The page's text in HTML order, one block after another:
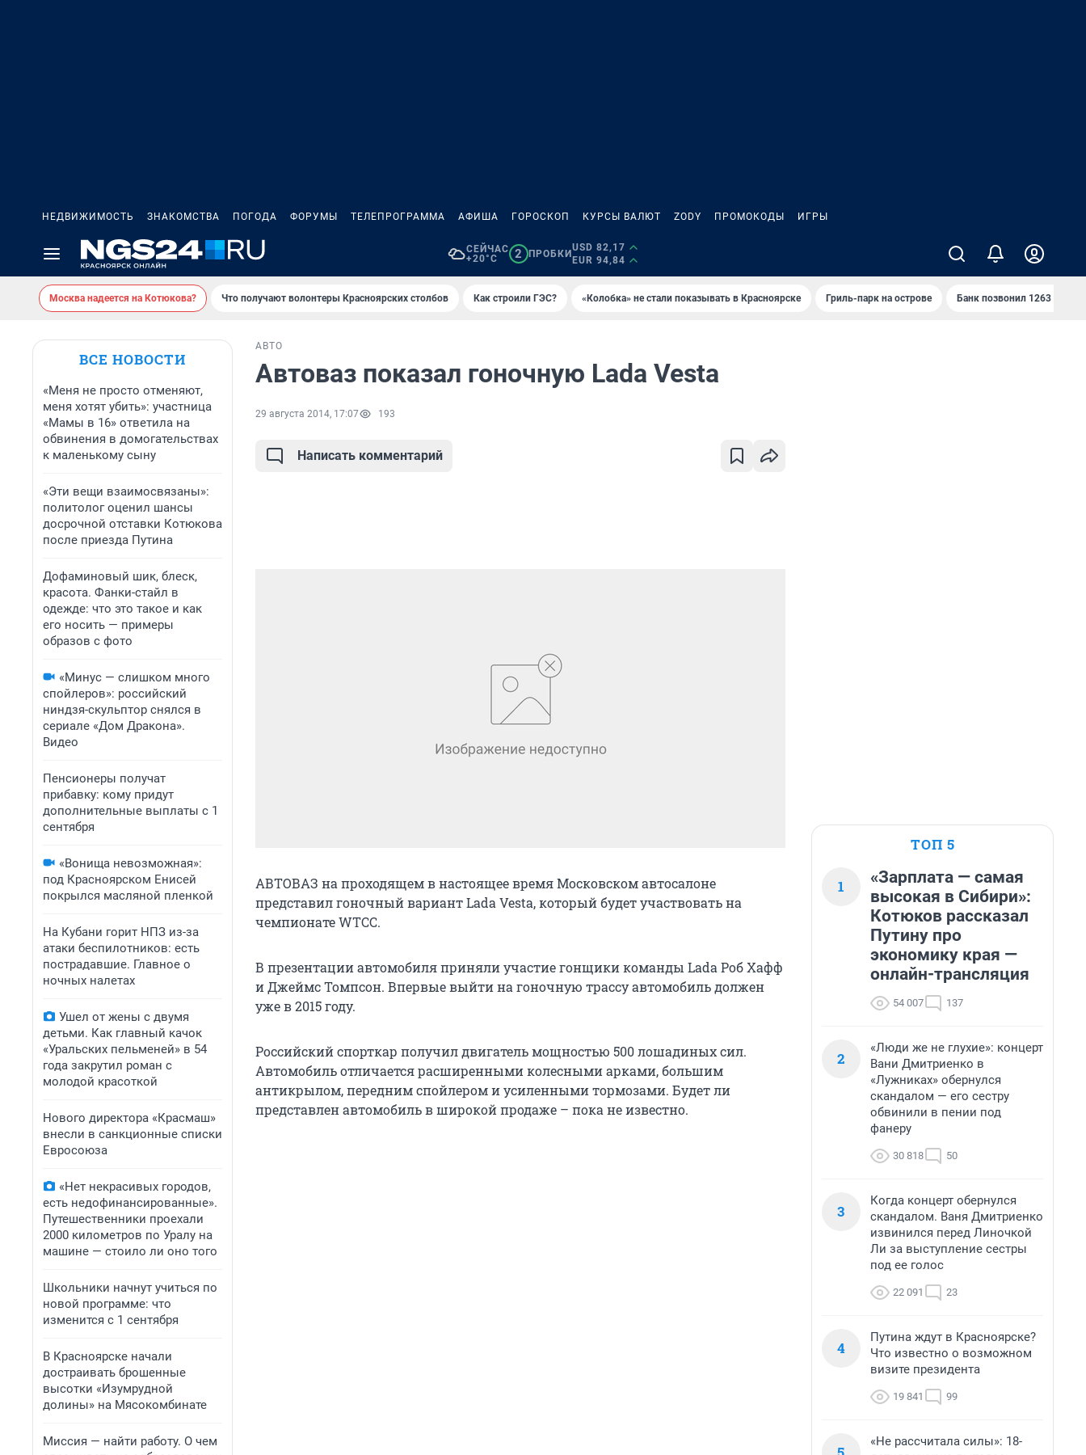
НЕДВИЖИМОСТЬ ЗНАКОМСТВА ПОГОДА ФОРУМЫ ТЕЛЕПРОГРАММА АФИША ГОРОСКОП КУРСЫ ВАЛЮТ ZODY ПРОМОКОДЫ ИГРЫ
СЕЙЧАС
+20°C
2 ПРОБКИ
USD 82,17
EUR 94,84
Москва надеется на Котюкова? Что получают волонтеры Красноярских столбов Как строили ГЭС? «Колобка» не стали показывать в Красноярске Гриль-парк на острове Банк позвонил 1263 раза
ВСЕ НОВОСТИ
«Меня не просто отменяют,
меня хотят убить»: участница
«Мамы в 16» ответила на
обвинения в домогательствах
к маленькому сыну
«Эти вещи взаимосвязаны»:
политолог оценил шансы
досрочной отставки Котюкова
после приезда Путина
Дофаминовый шик, блеск,
красота. Фанки-стайл в
одежде: что это такое и как
его носить — примеры
образов с фото
«Минус — слишком много
спойлеров»: российский
ниндзя-скульптор снялся в
сериале «Дом Дракона».
Видео
Пенсионеры получат
прибавку: кому придут
дополнительные выплаты с 1
сентября
«Вонища невозможная»:
под Красноярском Енисей
покрылся масляной пленкой
На Кубани горит НПЗ из-за
атаки беспилотников: есть
пострадавшие. Главное о
ночных налетах
Ушел от жены с двумя
детьми. Как главный качок
«Уральских пельменей» в 54
года закрутил роман с
молодой красоткой
Нового директора «Красмаш»
внесли в санкционные списки
Евросоюза
«Нет некрасивых городов,
есть недофинансированные».
Путешественники проехали
2000 километров по Уралу на
машине — стоило ли оно того
Школьники начнут учиться по
новой программе: что
изменится с 1 сентября
В Красноярске начали
достраивать брошенные
высотки «Изумрудной
долины» на Мясокомбинате
Миссия — найти работу. О чем
АВТО
Автоваз показал гоночную Lada Vesta
29 августа 2014, 17:07 193
Написать комментарий
АВТОВАЗ на проходящем в настоящее время Московском автосалоне
представил гоночный вариант Lada Vesta, который будет участвовать на
чемпионате WTCC.
В презентации автомобиля приняли участие гонщики команды Lada Роб Хафф
и Джеймс Томпсон. Впервые выйти на гоночную трассу автомобиль должен
уже в 2015 году.
Российский спорткар получил двигатель мощностью 500 лошадиных сил.
Автомобиль отличается расширенными колесными арками, большим
антикрылом, передним спойлером и усиленными тормозами. Будет ли
представлен автомобиль в широкой продаже – пока не известно.
ТОП 5
1
«Зарплата — самая
высокая в Сибири»:
Котюков рассказал
Путину про
экономику края —
онлайн-трансляция
54 007 137
2
«Люди же не глухие»: концерт
Вани Дмитриенко в
«Лужниках» обернулся
скандалом — его сестру
обвинили в пении под
фанеру
30 818 50
3
Когда концерт обернулся
скандалом. Ваня Дмитриенко
извинился перед Линочкой
Ли за выступление сестры
под ее голос
22 091 23
4
Путина ждут в Красноярске?
Что известно о возможном
визите президента
19 841 99
«Не рассчитала силы»: 18-